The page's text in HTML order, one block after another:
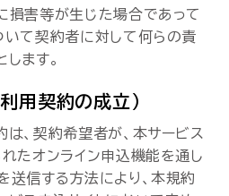
損害等が生じた場合であって
いて契約者に対して何らの責
ます。
用契約の成立）
、契約希望者が、本サービス
たオンライン申込機能を通し
送信する方法により、本規約